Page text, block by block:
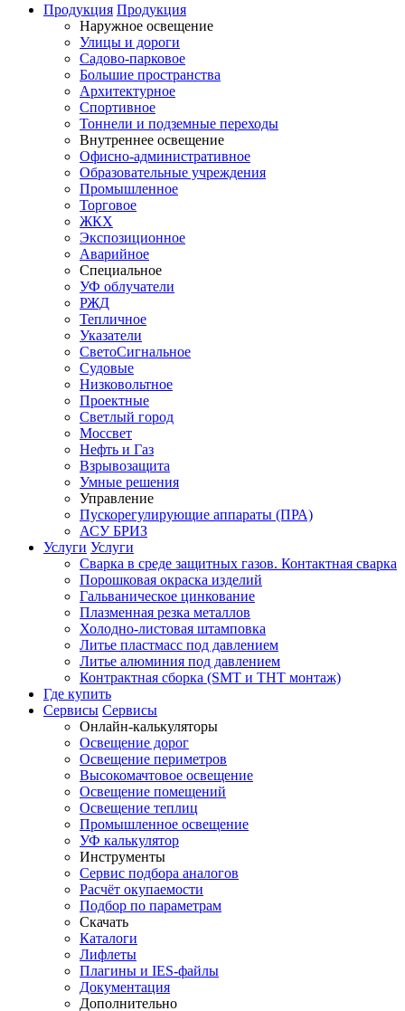
Продукция Продукция
Наружное освещение
Улицы и дороги
Садово-парковое
Большие пространства
Архитектурное
Спортивное
Тоннели и подземные переходы
Внутреннее освещение
Офисно-административное
Образовательные учреждения
Промышленное
Торговое
ЖКХ
Экспозиционное
Аварийное
Специальное
УФ облучатели
РЖД
Тепличное
Указатели
СветоСигнальное
Судовые
Низковольтное
Проектные
Светлый город
Моссвет
Нефть и Газ
Взрывозащита
Умные решения
Управление
Пускорегулирующие аппараты (ПРА)
АСУ БРИЗ
Услуги Услуги
Сварка в среде защитных газов. Контактная сварка
Порошковая окраска изделий
Гальваническое цинкование
Плазменная резка металлов
Холодно-листовая штамповка
Литье пластмасс под давлением
Литье алюминия под давлением
Контрактная сборка (SMT и THT монтаж)
Где купить
Сервисы Сервисы
Онлайн-калькуляторы
Освещение дорог
Освещение периметров
Высокомачтовое освещение
Освещение помещений
Освещение теплиц
Промышленное освещение
УФ калькулятор
Инструменты
Сервис подбора аналогов
Расчёт окупаемости
Подбор по параметрам
Скачать
Каталоги
Лифлеты
Плагины и IES-файлы
Документация
Дополнительно